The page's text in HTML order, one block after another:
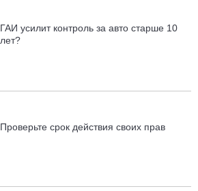
ГАИ усилит контроль за авто старше 10
лет?
Проверьте срок действия своих прав